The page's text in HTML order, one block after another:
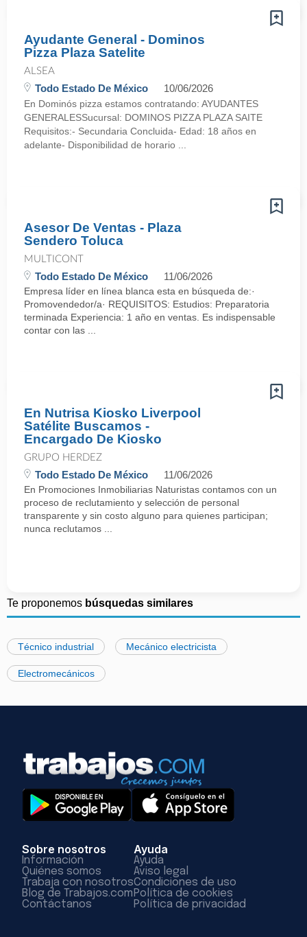
Ayudante General - Dominos
Pizza Plaza Satelite
ALSEA
Todo Estado De México 10/06/2026
En Dominós pizza estamos contratando: AYUDANTES
GENERALESSucursal: DOMINOS PIZZA PLAZA SAITE
Requisitos:- Secundaria Concluida- Edad: 18 años en
adelante- Disponibilidad de horario ...
Asesor De Ventas - Plaza
Sendero Toluca
MULTICONT
Todo Estado De México 11/06/2026
Empresa líder en línea blanca esta en búsqueda de:·
Promovendedor/a· REQUISITOS: Estudios: Preparatoria
terminada Experiencia: 1 año en ventas. Es indispensable
contar con las ...
En Nutrisa Kiosko Liverpool
Satélite Buscamos -
Encargado De Kiosko
GRUPO HERDEZ
Todo Estado De México 11/06/2026
En Promociones Inmobiliarias Naturistas contamos con un
proceso de reclutamiento y selección de personal
transparente y sin costo alguno para quienes participan;
nunca reclutamos ...
Te proponemos búsquedas similares
Técnico industrial Mecánico electricista
Electromecánicos
Sobre nosotros
Información
Quiénes somos
Trabaja con nosotros
Blog de Trabajos.com
Contáctanos
Ayuda
Ayuda
Aviso legal
Condiciones de uso
Política de cookies
Política de privacidad